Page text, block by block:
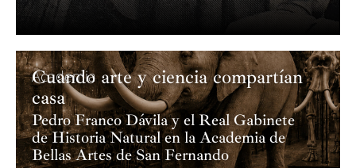
Academia
Cuando arte y ciencia compartían
casa
Pedro Franco Dávila y el Real Gabinete
de Historia Natural en la Academia de
Bellas Artes de San Fernando